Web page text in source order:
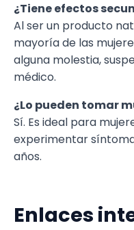
¿Tiene efectos
Al ser un producto
mayoría de las
alguna molestia,
médico.
¿Lo pueden tomar
Sí. Es ideal para
experimentar
años.
Enlaces